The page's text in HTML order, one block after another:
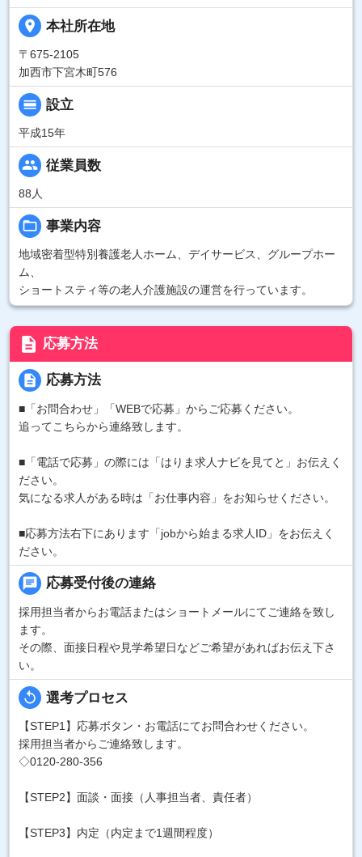
place 本社所在地
〒675-2105
加西市下宮木町576
calendar_view_day 設立
平成15年
people 従業員数
88人
folder_open 事業内容
地域密着型特別養護老人ホーム、デイサービス、グループホー
ム、
ショートスティ等の老人介護施設の運営を行っています。
description 応募方法
description 応募方法
■「お問合わせ」「WEBで応募」からご応募ください。
追ってこちらから連絡致します。
■「電話で応募」の際には「はりま求人ナビを見てと」お伝えく
ださい。
気になる求人がある時は「お仕事内容」をお知らせください。
■応募方法右下にあります「jobから始まる求人ID」をお伝えく
ださい。
chat 応募受付後の連絡
採用担当者からお電話またはショートメールにてご連絡を致し
ます。
その際、面接日程や見学希望日などご希望があればお伝え下さ
い。
replay 選考プロセス
【STEP1】応募ボタン・お電話にてお問合わせください。
採用担当者からご連絡致します。
◇0120-280-356
【STEP2】面談・面接（人事担当者、責任者）
【STEP3】内定（内定まで1週間程度）